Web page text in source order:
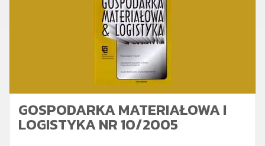
GOSPODARKA MATERIAŁOWA I
LOGISTYKA NR 10/2005